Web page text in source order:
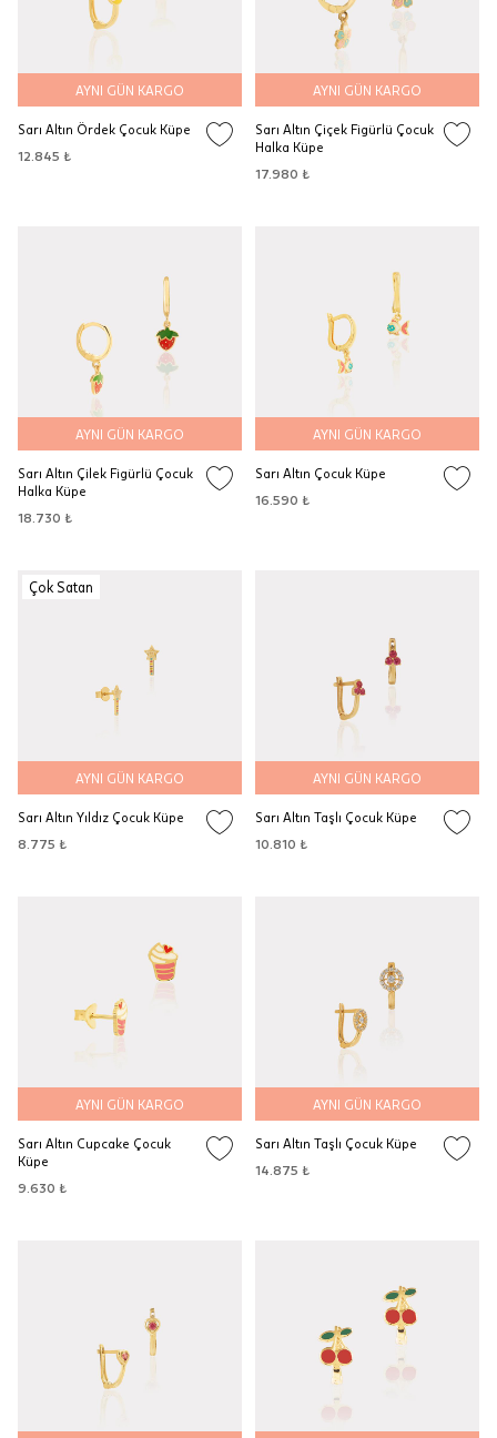
AYNI GÜN KARGO
Sarı Altın Ördek Çocuk Küpe
12.845 ₺
AYNI GÜN KARGO
Sarı Altın Çiçek Figürlü Çocuk
Halka Küpe
17.980 ₺
AYNI GÜN KARGO
Sarı Altın Çilek Figürlü Çocuk
Halka Küpe
18.730 ₺
AYNI GÜN KARGO
Sarı Altın Çocuk Küpe
16.590 ₺
Çok Satan
AYNI GÜN KARGO
Sarı Altın Yıldız Çocuk Küpe
8.775 ₺
AYNI GÜN KARGO
Sarı Altın Taşlı Çocuk Küpe
10.810 ₺
AYNI GÜN KARGO
Sarı Altın Cupcake Çocuk
Küpe
9.630 ₺
AYNI GÜN KARGO
Sarı Altın Taşlı Çocuk Küpe
14.875 ₺